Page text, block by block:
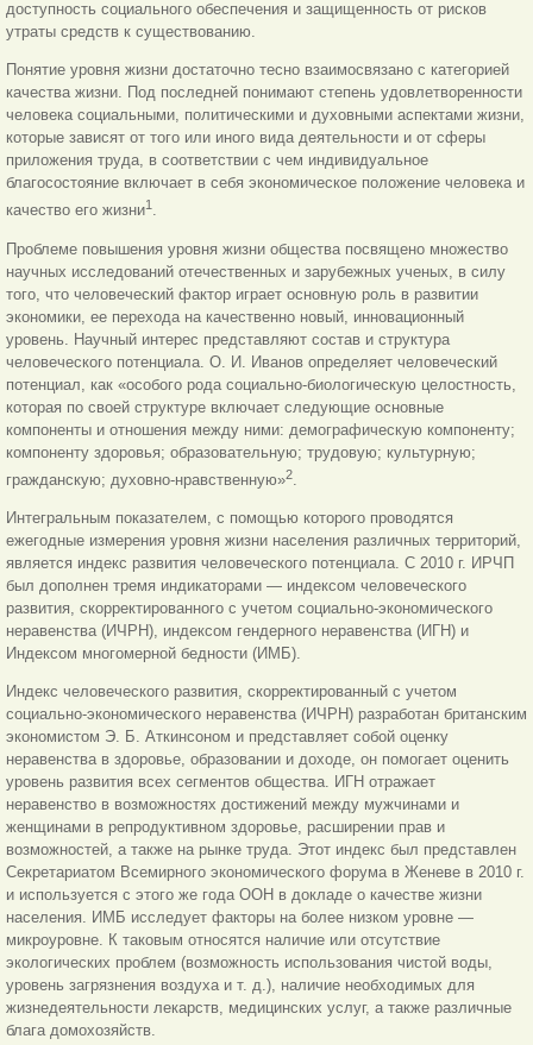
доступность социального обеспечения и защищенность от рисков
утраты средств к существованию.
Понятие уровня жизни достаточно тесно взаимосвязано с категорией
качества жизни. Под последней понимают степень удовлетворенности
человека социальными, политическими и духовными аспектами жизни,
которые зависят от того или иного вида деятельности и от сферы
приложения труда, в соответствии с чем индивидуальное
благосостояние включает в себя экономическое положение человека и
качество его жизни1 .
Проблеме повышения уровня жизни общества посвящено множество
научных исследований отечественных и зарубежных ученых, в силу
того, что человеческий фактор играет основную роль в развитии
экономики, ее перехода на качественно новый, инновационный
уровень. Научный интерес представляют состав и структура
человеческого потенциала. О. И. Иванов определяет человеческий
потенциал, как «особого рода социально-биологическую целостность,
которая по своей структуре включает следующие основные
компоненты и отношения между ними: демографическую компоненту;
компоненту здоровья; образовательную; трудовую; культурную;
гражданскую; духовно-нравственную»2.
Интегральным показателем, с помощью которого проводятся
ежегодные измерения уровня жизни населения различных территорий,
является индекс развития человеческого потенциала. С 2010 г. ИРЧП
был дополнен тремя индикаторами — индексом человеческого
развития, скорректированного с учетом социально-экономического
неравенства (ИЧРН), индексом гендерного неравенства (ИГН) и
Индексом многомерной бедности (ИМБ).
Индекс человеческого развития, скорректированный с учетом
социально-экономического неравенства (ИЧРН) разработан британским
экономистом Э. Б. Аткинсоном и представляет собой оценку
неравенства в здоровье, образовании и доходе, он помогает оценить
уровень развития всех сегментов общества. ИГН отражает
неравенство в возможностях достижений между мужчинами и
женщинами в репродуктивном здоровье, расширении прав и
возможностей, а также на рынке труда. Этот индекс был представлен
Секретариатом Всемирного экономического форума в Женеве в 2010 г.
и используется с этого же года ООН в докладе о качестве жизни
населения. ИМБ исследует факторы на более низком уровне —
микроуровне. К таковым относятся наличие или отсутствие
экологических проблем (возможность использования чистой воды,
уровень загрязнения воздуха и т. д.), наличие необходимых для
жизнедеятельности лекарств, медицинских услуг, а также различные
блага домохозяйств.